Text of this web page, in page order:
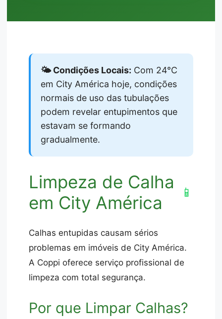
🌤️ Condições Locais: Com 24°C
em City América hoje, condições
normais de uso das tubulações
podem revelar entupimentos que
estavam se formando
gradualmente.
Limpeza de Calha
em City América
📱
Calhas entupidas causam sérios
problemas em imóveis de City América.
A Coppi oferece serviço profissional de
limpeza com total segurança.
Por que Limpar Calhas?